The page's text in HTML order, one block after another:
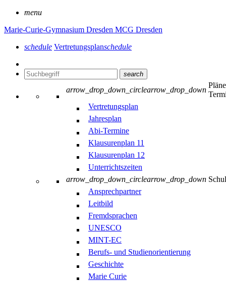
menu
Marie-Curie-Gymnasium Dresden MCG Dresden
schedule Vertretungsplanschedule
search
arrow_drop_down_circlearrow_drop_down
Vertretungsplan
Jahresplan
Abi-Termine
Klausurenplan 11
Klausurenplan 12
Unterrichtszeiten
arrow_drop_down_circlearrow_drop_down
Ansprechpartner
Leitbild
Fremdsprachen
UNESCO
MINT-EC
Berufs- und Studienorientierung
Geschichte
Marie Curie